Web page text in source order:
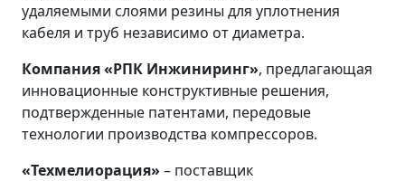
удаляемыми слоями резины для уплотнения
кабеля и труб независимо от диаметра.
Компания «РПК Инжиниринг», предлагающая
инновационные конструктивные решения,
подтвержденные патентами, передовые
технологии производства компрессоров.
«Техмелиорация» – поставщик